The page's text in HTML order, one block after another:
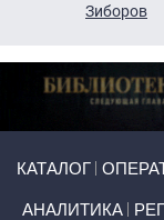
Зиборов
КАТАЛОГ
АНАЛИТИКА